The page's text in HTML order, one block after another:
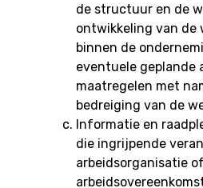
de structuur en de
ontwikkeling van de
binnen de
eventuele geplande
maatregelen met
bedreiging van de
Informatie en
die ingrijpende
arbeidsorganisatie